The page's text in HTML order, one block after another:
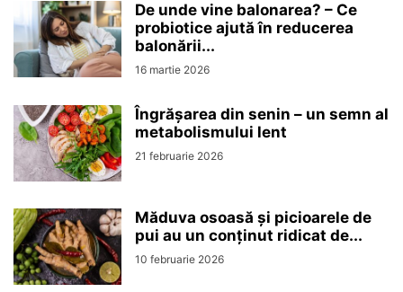
De unde vine balonarea? – Ce
probiotice ajută în reducerea
balonării...
16 martie 2026
Îngrășarea din senin – un semn al
metabolismului lent
21 februarie 2026
Măduva osoasă și picioarele de
pui au un conținut ridicat de...
10 februarie 2026